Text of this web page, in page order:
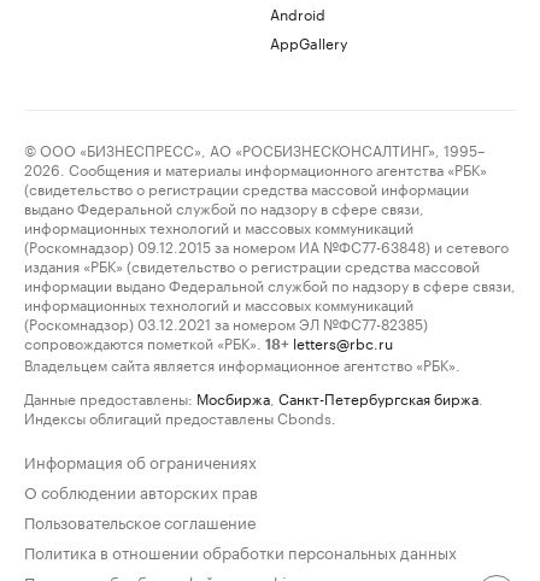
Android
AppGallery
© ООО «БИЗНЕСПРЕСС», АО «РОСБИЗНЕСКОНСАЛТИНГ», 1995–
2026. Сообщения и материалы информационного агентства «РБК»
(свидетельство о регистрации средства массовой информации
выдано Федеральной службой по надзору в сфере связи,
информационных технологий и массовых коммуникаций
(Роскомнадзор) 09.12.2015 за номером ИА №ФС77-63848) и сетевого
издания «РБК» (свидетельство о регистрации средства массовой
информации выдано Федеральной службой по надзору в сфере связи,
информационных технологий и массовых коммуникаций
(Роскомнадзор) 03.12.2021 за номером ЭЛ №ФС77-82385)
сопровождаются пометкой «РБК».
18+ letters@rbc.ru
Владельцем сайта является информационное агентство «РБК».
Данные предоставлены: Мосбиржа Санкт-Петербургская биржа
Индексы облигаций предоставлены Cbonds.
Информация об ограничениях
О соблюдении авторских прав
Пользовательское соглашение
Политика в отношении обработки персональных данных